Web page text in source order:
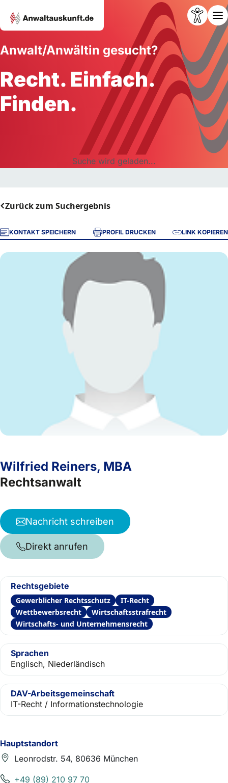
Anwalt/Anwältin gesucht?
Recht. Einfach.
Finden.
Suche wird geladen...
Zurück zum Suchergebnis
KONTAKT SPEICHERN PROFIL DRUCKEN LINK KOPIEREN
Hauptstandort
Leonrodstr. 54, 80636 München
+49 (89) 210 97 70
Wilfried Reiners, MBA
Rechtsanwalt
Nachricht schreiben
Direkt anrufen
Rechtsgebiete
Gewerblicher Rechtsschutz
IT-Recht
Wettbewerbsrecht
Wirtschaftsstrafrecht
Wirtschafts- und Unternehmensrecht
Sprachen
Englisch, Niederländisch
DAV-Arbeitsgemeinschaft
IT-Recht / Informationstechnologie